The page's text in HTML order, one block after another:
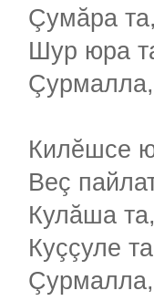
Çумăра
Шур юра
Килĕшсе
Веç
Кулăша
Куççуле